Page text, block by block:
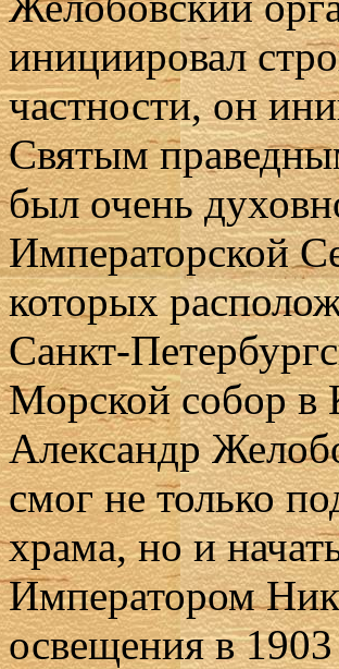
инициировал
частности, он
Святым
был очень
Императорской
которых
Морской собор в
Александр
смог не только
храма, но и
Императором
освещения в 1903